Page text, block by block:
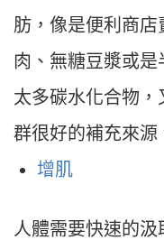
肪，像是便利商
肉、無糖豆漿或
太多碳水化合物
群很好的補充來源
增肌
人體需要快速的